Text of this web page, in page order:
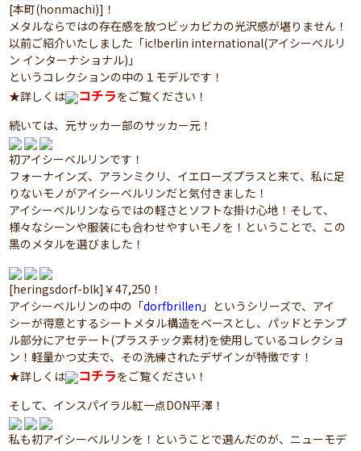
[本町(honmachi)]！
メタルならではの存在感を放つビッカビカの光沢感が堪りません！
以前ご紹介いたしました「ic!berlin international(アイシーベルリ
ン インターナショナル)」
というコレクションの中の１モデルです！
★詳しくは
コチラをご覧ください！
続いては、元サッカー部のサッカー元！
初アイシーベルリンです！
フォーナインズ、アランミクリ、イエローズプラスと来て、私に足
りないモノがアイシーベルリンだと気付きました！
アイシーベルリンならではの軽さとソフトな掛け心地！そして、
様々なシーンや服装にも合わせやすいモノを！ということで、この
黒のメタルを選びました！
[heringsdorf-blk]￥47,250！
アイシーベルリンの中の「dorfbrillen 」というシリーズで、アイ
シーが得意とするシートメタル構造をベースとし、パッドとテンプ
ル部分にアセテート(プラスチック素材)を使用しているコレクショ
ン！軽量かつ丈夫で、その洗練されたデザインが特徴です！
★詳しくは
コチラをご覧ください！
そして、インスパイラル紅一点DON平澤！
私も初アイシーベルリンを！ということで選んだのが、ニューモデ